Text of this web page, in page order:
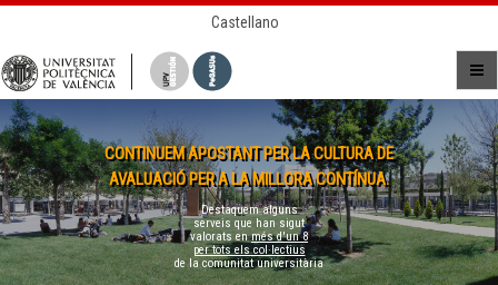
Castellano
CONTINUEM APOSTANT PER LA CULTURA DE
AVALUACIÓ PER A LA MILLORA CONTÍNUA.
Destaquem alguns
serveis que han sigut
valorats enmés d'un 8
per tots els col·lectius
de la comunitat universitària